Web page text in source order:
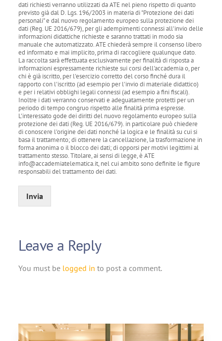
dati richiesti verranno utilizzati da ATE nel pieno rispetto di quanto
previsto già dal D. Lgs. 196/2003 in materia di "Protezione dei dati
personali" e dal nuovo regolamento europeo sulla protezione dei
dati (Reg. UE 2016/679), per gli adempimenti connessi all'invio delle
informazioni didattiche richieste e saranno trattati in modo sia
manuale che automatizzato. ATE chiederà sempre il consenso libero
ed informato e mai implicito, prima di raccogliere qualunque dato.
La raccolta sarà effettuata esclusivamente per finalità di risposta a
informazioni espressamente richieste sui corsi dell'accademia o, per
chi è già iscritto, per l'esercizio corretto del corso finché dura il
rapporto con l'iscritto (ad esempio per l'invio di materiale didattico)
e per i relativi obblighi legali connessi (ad esempio a fini fiscali).
Inoltre i dati verranno conservati e adeguatamente protetti per un
periodo di tempo congruo rispetto alle finalità prima espresse.
L'interessato gode dei diritti del nuovo regolamento europeo sulla
protezione dei dati (Reg. UE 2016/679). in particolare può chiedere
di conoscere l'origine dei dati nonché la logica e le finalità su cui si
basa il trattamento; di ottenere la cancellazione, la trasformazione in
forma anonima o il blocco dei dati; di opporsi per motivi legittimi al
trattamento stesso. Titolare, ai sensi di legge, è ATE
info@accademiatelematica.it, nel cui ambito sono definite le figure
responsabili del trattamento dei dati.
Invia
Leave a Reply
You must be logged in to post a comment.